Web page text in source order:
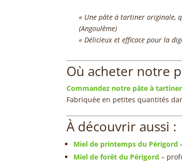
« Une pâte à tartiner originale,
(Angoulême)
« Délicieux et efficace pour la
Où acheter notre
Commandez notre pâte à
Fabriquée en petites quantités
À découvrir aussi :
Miel de printemps du Périgord
Miel de forêt du Périgord –